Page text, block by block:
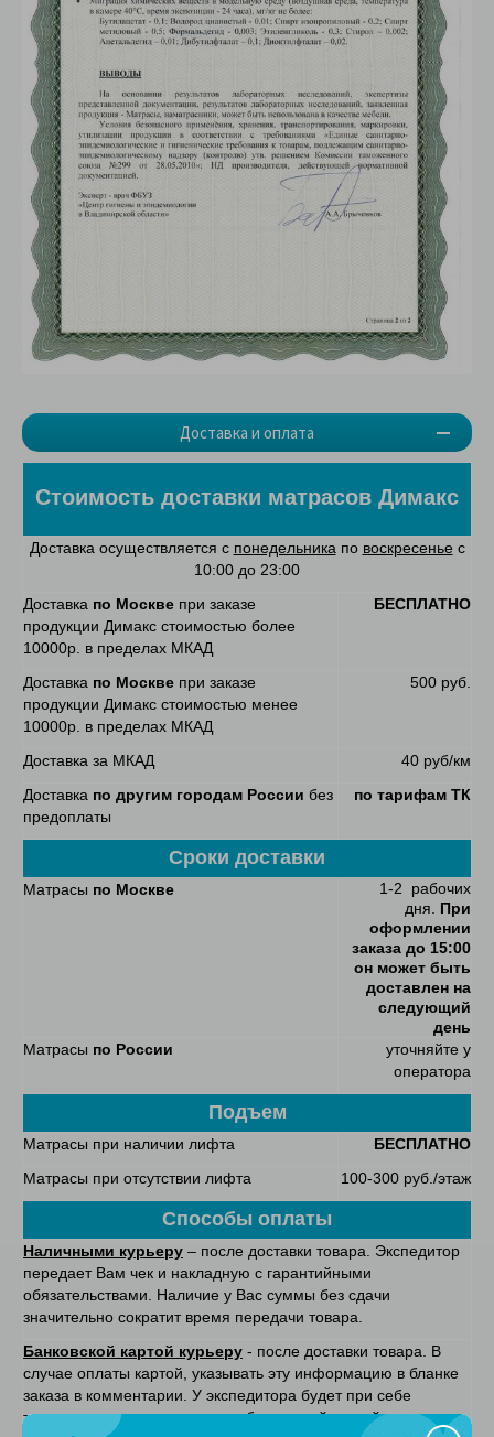
Доставка и оплата
Стоимость доставки матрасов Димакс
Доставка осуществляется с понедельникапо воскресенье с
10:00 до 23:00
Доставка по Москве при заказе
продукции Димакс стоимостью более
10000р. в пределах МКАД
БЕСПЛАТНО
Доставка по Москве при заказе
продукции Димакс стоимостью менее
10000р. в пределах МКАД
500 руб.
Доставка за МКАД
40 руб/км
Доставка по другим городам России без
предоплаты
по тарифам ТК
Сроки доставки
Матрасы по Москве
1-2 рабочих
дня. При
оформлении
заказа до 15:00
он может быть
доставлен на
следующий
день
Матрасы по России
уточняйте у
оператора
Подъем
Матрасы при наличии лифта
БЕСПЛАТНО
Матрасы при отсутствии лифта
100-300 руб./этаж
Способы оплаты
Наличными курьеру – после доставки товара. Экспедитор
передает Вам чек и накладную с гарантийными
обязательствами. Наличие у Вас суммы без сдачи
значительно сократит время передачи товара.
Банковской картой курьеру - после доставки товара. В
случае оплаты картой, указывать эту информацию в бланке
заказа в комментарии. У экспедитора будет при себе
терминал для приема оплаты банковской картой.